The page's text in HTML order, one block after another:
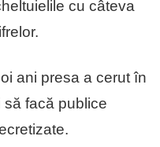
cu câteva
ani presa a cerut în
să facă publice